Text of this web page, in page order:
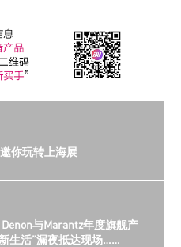
你玩转上海展
与Marantz年度旗舰产
生活”漏夜抵达现场……